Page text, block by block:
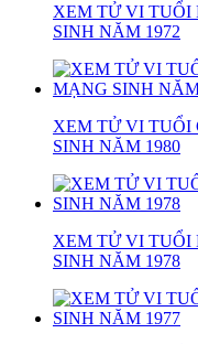
XEM TỬ VI TUỔI
SINH NĂM 1972
XEM TỬ VI TUỔI
SINH NĂM 1980
XEM TỬ VI TUỔI
SINH NĂM 1978